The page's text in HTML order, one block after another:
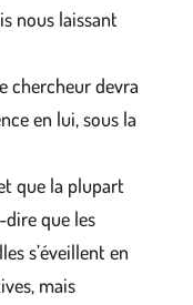
nous laissant
chercheur devra
en lui, sous la
que la plupart
dire que les
s’éveillent en
mais